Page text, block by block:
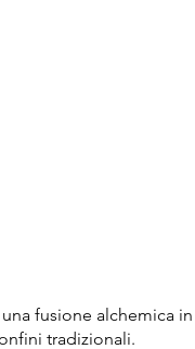
una fusione alchemica
tradizionali.